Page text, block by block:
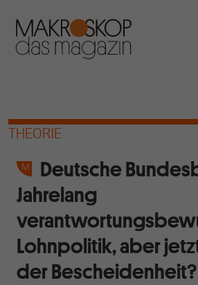
THEORIE
Deutsche
Jahrelang
Lohnpolitik, aber
der Bescheidenheit?